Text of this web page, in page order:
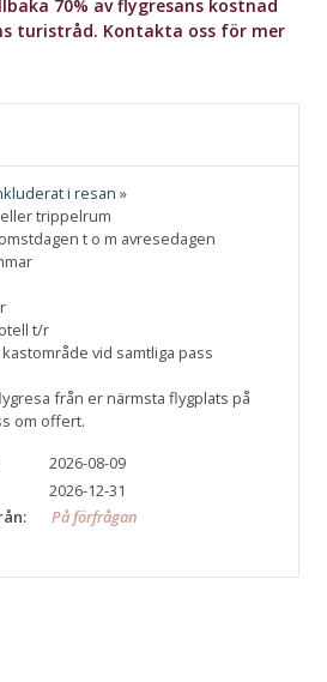
70% av flygresans kostnad
turistråd. Kontakta oss för mer
i resan »
trippelrum
t o m avresedagen
t/r
vid samtliga pass
från er närmsta flygplats på
om offert.
2026-08-09
2026-12-31
På förfrågan